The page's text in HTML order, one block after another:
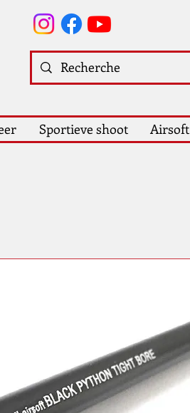
Sportieve shoot Airsoft